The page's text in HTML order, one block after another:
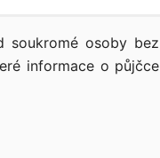
soukromé osoby bez
informace o půjčce